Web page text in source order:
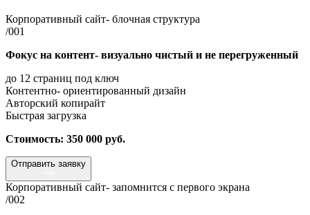
Корпоративный сайт- блочная структура
/001
Фокус на контент- визуально чистый и не перегруженный
до 12 страниц под ключ
Контентно- ориентированный дизайн
Авторский копирайт
Быстрая загрузка
Стоимость: 350 000 руб.
Отправить заявку
Корпоративный сайт- запомнится с первого экрана
/002